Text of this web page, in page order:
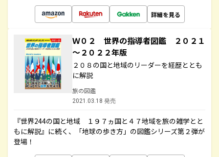
詳細を見る
Ｗ０２ 世界の指導者図鑑 ２０２１
～２０２２年版
２０８の国と地域のリーダーを経歴ととも
に解説
旅の図鑑
2021.03.18 発売
『世界244の国と地域 １９７ヵ国と４７地域を旅の雑学とと
もに解説』に続く、「地球の歩き方」の図鑑シリーズ第２弾が
登場！